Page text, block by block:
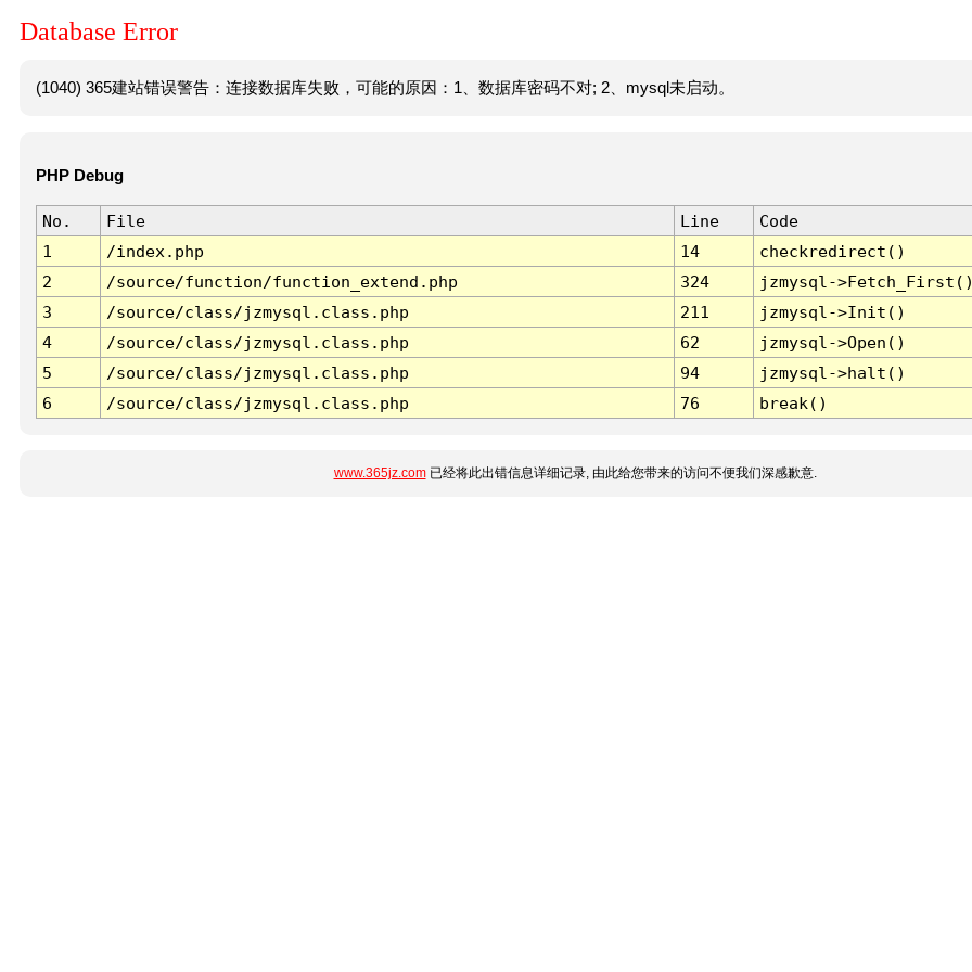
Database Error
(1040) 365建站错误警告：连接数据库失败，可能的原因：1、数据库密码不对; 2、mysql未启动。
PHP Debug
No. File Line
Code
1
/index.php 14
checkredirect()
2
/source/function/function_extend.php 324
jzmysql-
3
/source/class/jzmysql.class.php 211
jzmysql->Init()
4
/source/class/jzmysql.class.php 62
jzmysql->Open()
5
/source/class/jzmysql.class.php 94
jzmysql->halt()
6
/source/class/jzmysql.class.php 76 break()
www.365jz.com已经将此出错信息详细记录, 由此给您带来的访问不便我们深感歉意.